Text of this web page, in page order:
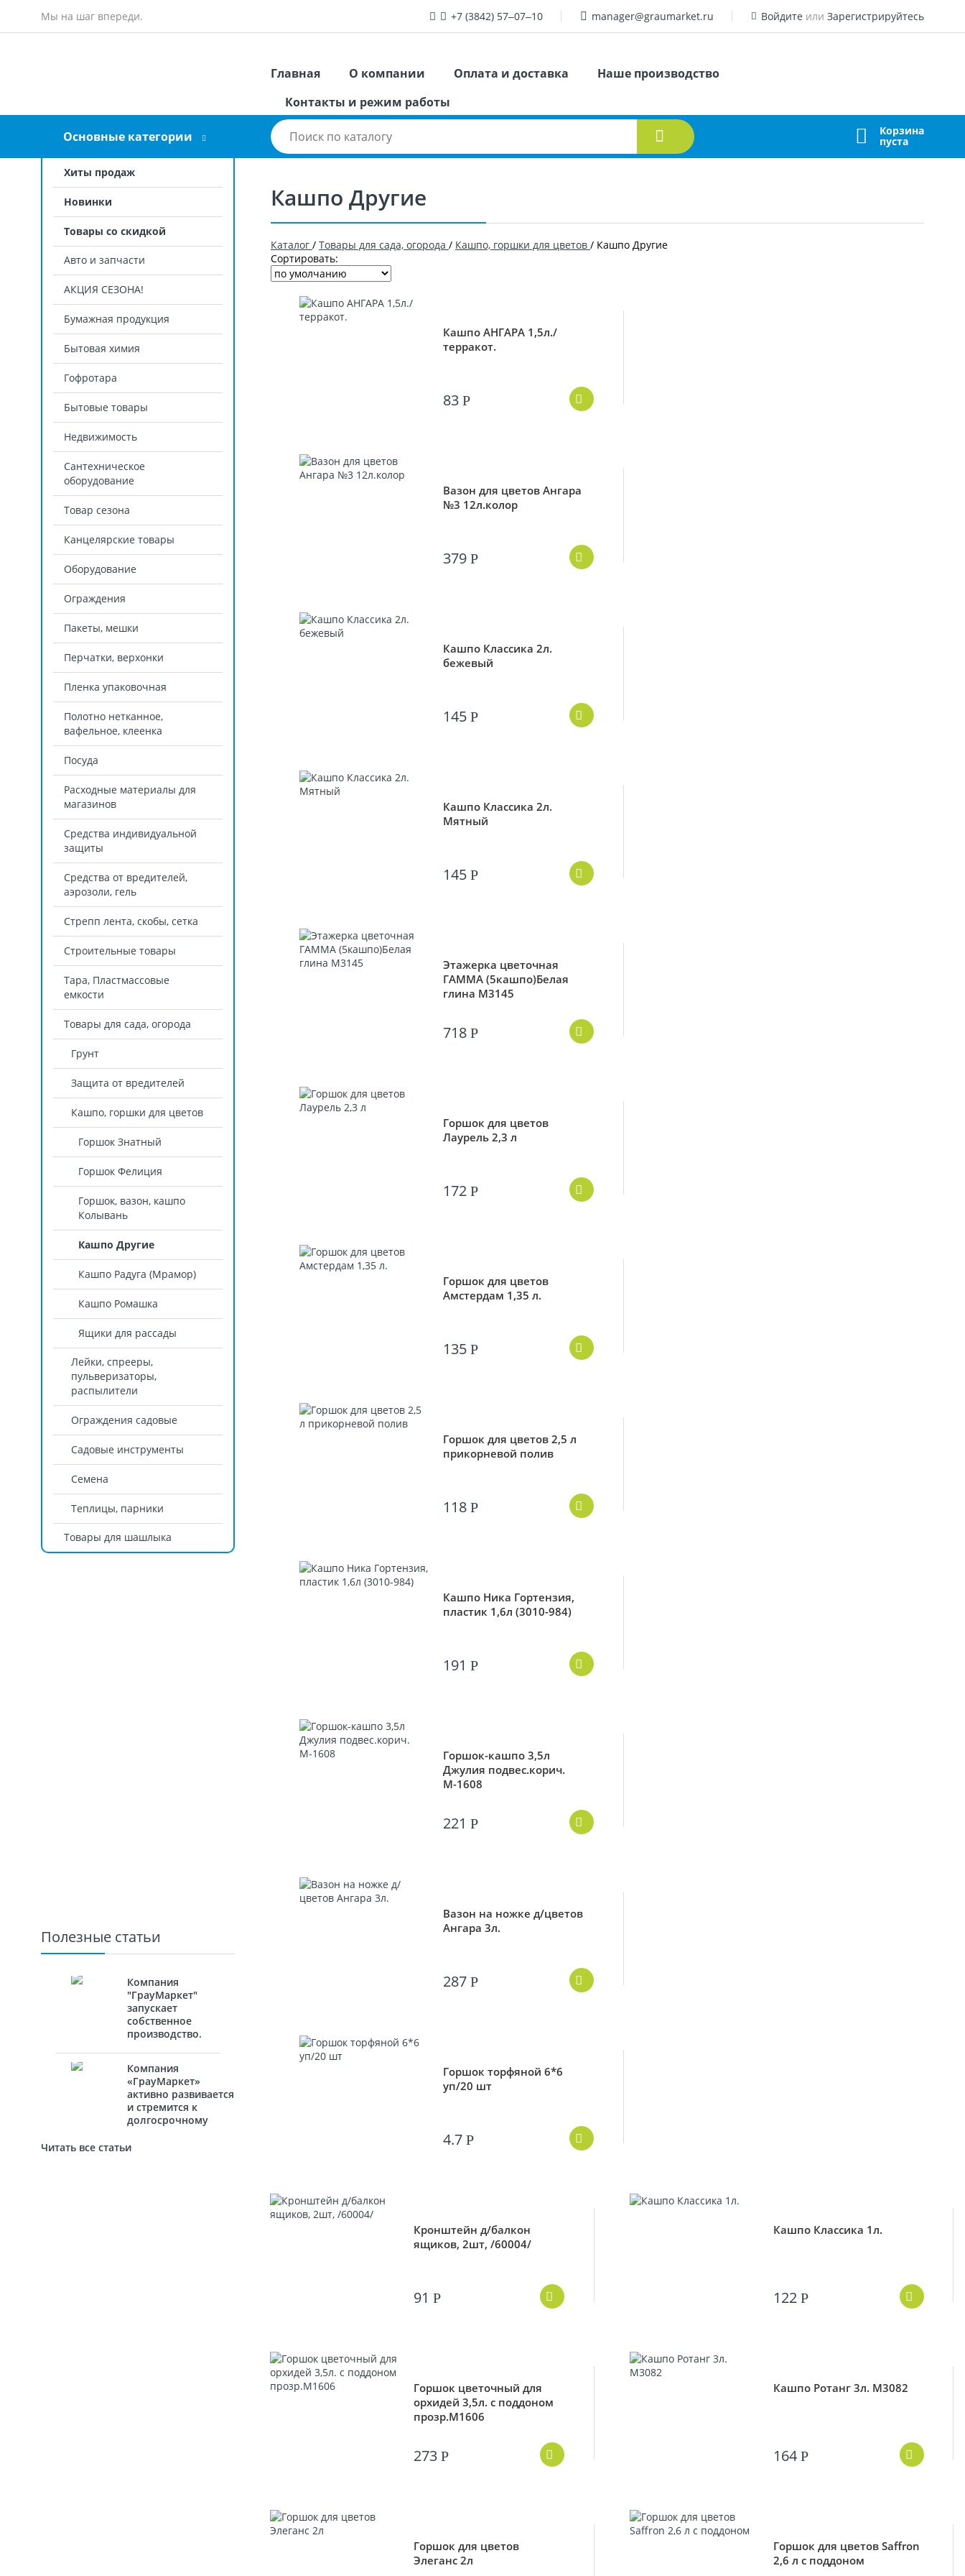
Мы на шаг впереди. +7 (3842) 57‒07‒10 manager@graumarket.ru Войдите или Зарегистрируйтесь
Главная О компании Оплата и доставка
Наше производство
Контакты и режим работы
Основные категории Корзина
пуста
Хиты продаж
Новинки
Товары со скидкой
Авто и запчасти
АКЦИЯ СЕЗОНА!
Бумажная продукция
Бытовая химия
Гофротара
Бытовые товары
Недвижимость
Сантехническое
оборудование
Товар сезона
Канцелярские товары
Оборудование
Ограждения
Пакеты, мешки
Перчатки, верхонки
Пленка упаковочная
Полотно нетканное,
вафельное, клеенка
Посуда
Расходные материалы для
магазинов
Средства индивидуальной
защиты
Средства от вредителей,
аэрозоли, гель
Стрепп лента, скобы, сетка
Строительные товары
Тара, Пластмассовые
емкости
Товары для сада, огорода
Грунт
Защита от вредителей
Кашпо, горшки для цветов
Горшок Знатный
Горшок Фелиция
Горшок, вазон, кашпо
Колывань
Кашпо Другие
Кашпо Радуга (Мрамор)
Кашпо Ромашка
Ящики для рассады
Лейки, спрееры,
пульверизаторы,
распылители
Ограждения садовые
Садовые инструменты
Семена
Теплицы, парники
Товары для шашлыка
Полезные статьи
Компания
"ГрауМаркет"
запускает
собственное
производство.
Компания
«ГрауМаркет»
активно развивается
и стремится к
долгосрочному
новыми
Читать все статьи
Кашпо Другие
Каталог / Товары для сада, огорода / Кашпо, горшки для цветов / Кашпо Другие
Сортировать:
Кашпо АНГАРА 1,5л./
терракот.
83Р
Вазон для цветов Ангара
№3 12л.колор
379Р
Кашпо Классика 2л.
бежевый
145Р
Кашпо Классика 2л.
Мятный
145Р
Этажерка цветочная
ГАММА (5кашпо)Белая
глина М3145
718Р
Горшок для цветов
Лаурель 2,3 л
172Р
Горшок для цветов
Амстердам 1,35 л.
135Р
Горшок для цветов 2,5 л
прикорневой полив
118Р
Кашпо Ника Гортензия,
пластик 1,6л (3010-984)
191Р
Горшок-кашпо 3,5л
Джулия подвес.корич.
М-1608
221Р
Вазон на ножке д/цветов
Ангара 3л.
287Р
Горшок торфяной 6*6
уп/20 шт
4.7Р
Кронштейн д/балкон
ящиков, 2шт, /60004/
91Р
Кашпо Классика 1л.
122 Р
Горшок цветочный для
орхидей 3,5л. с поддоном
прозр.М1606
273Р
Кашпо Ротанг 3л. М3082
164 Р
Горшок для цветов
Элеганс 2л
Горшок для цветов Saffron
2,6 л с поддоном